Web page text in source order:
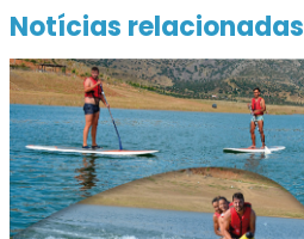
Notícias relacionadas